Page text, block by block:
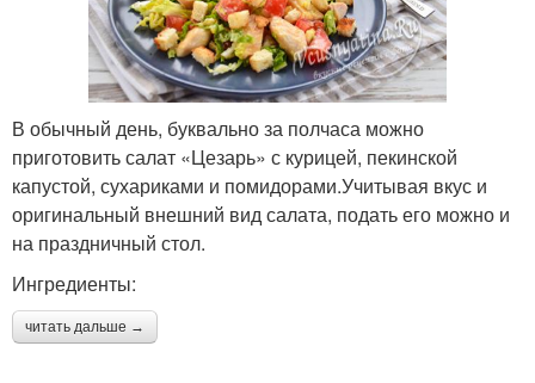
В обычный день, буквально за полчаса можно
приготовить салат «Цезарь» с курицей, пекинской
капустой, сухариками и помидорами.Учитывая вкус и
оригинальный внешний вид салата, подать его можно и
на праздничный стол.
Ингредиенты:
читать дальше →